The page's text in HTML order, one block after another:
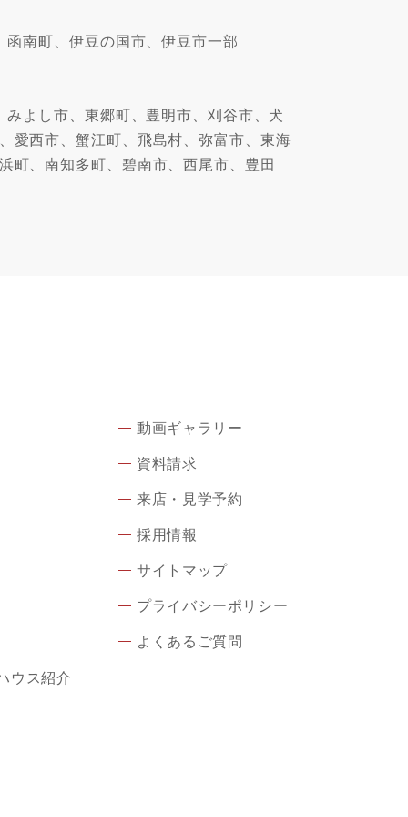
南町、伊豆の国市、伊豆市一部
よし市、東郷町、豊明市、刈谷市、犬
愛西市、蟹江町、飛島村、弥富市、東海
町、南知多町、碧南市、西尾市、豊田
ウス紹介
動画ギャラリー
資料請求
来店・見学予約
採用情報
サイトマップ
プライバシーポリシー
よくあるご質問